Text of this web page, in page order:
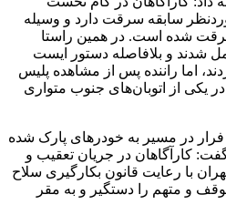
سابقه سرقت دارد و وسیله
شده است. در همین راستا
شدند و بلافاصله دستور ایست
اما راننده پس از مشاهده پلیس
یکی از اتوبان‌های جنوب متواری
فرار در مسیر به خودر‌های پارک شده
کارآگاهان در جریان تعقیب و
با رعایت قانون بکارگیری سلاح
و متهم را دستگیر و به مقر